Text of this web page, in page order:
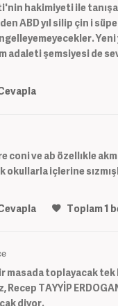
hakimiyeti ile
ABD yıl silip çin i
Yeni
adaleti şemsiyesi de
coni ve ab özellıkle
okullarla içlerine
Toplam1
masada toplayacak
Recep TAYYİP
diyor.